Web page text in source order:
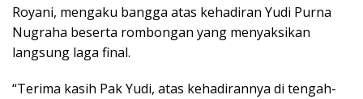
Royani, mengaku bangga atas kehadiran Yudi Purna
Nugraha beserta rombongan yang menyaksikan
langsung laga final.
“Terima kasih Pak Yudi, atas kehadirannya di tengah-